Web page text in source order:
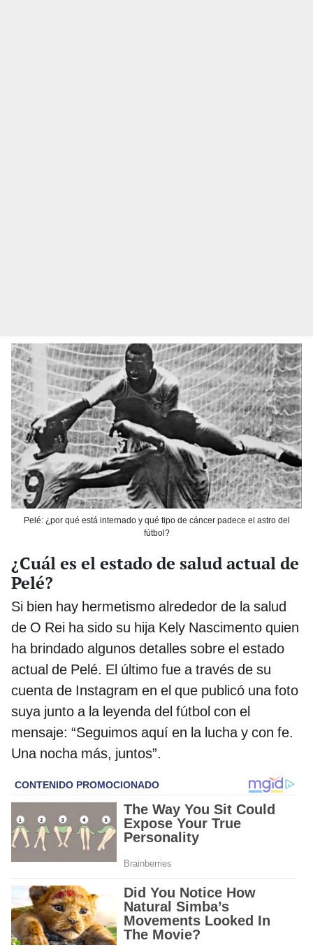
Pelé: ¿por qué está internado y qué tipo de cáncer padece el astro del
fútbol?
¿Cuál es el estado de salud actual de
Pelé?
Si bien hay hermetismo alrededor de la salud
de O Rei ha sido su hija Kely Nascimento quien
ha brindado algunos detalles sobre el estado
actual de Pelé. El último fue a través de su
cuenta de Instagram en el que publicó una foto
suya junto a la leyenda del fútbol con el
mensaje: “Seguimos aquí en la lucha y con fe.
Una nocha más, juntos”.